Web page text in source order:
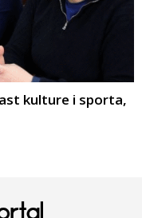
kulture i sporta,